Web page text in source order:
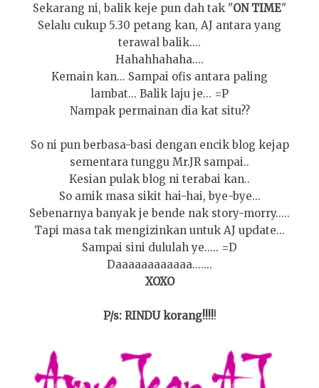
Sekarang ni, balik keje pun dah tak "ON TIME"
Selalu cukup 5.30 petang kan, AJ antara yang
terawal balik....
Hahahhahaha....
Kemain kan... Sampai ofis antara paling
lambat... Balik laju je... =P
Nampak permainan dia kat situ??
So ni pun berbasa-basi dengan encik blog kejap
sementara tunggu Mr.JR sampai..
Kesian pulak blog ni terabai kan..
So amik masa sikit hai-hai, bye-bye...
Sebenarnya banyak je bende nak story-morry.....
Tapi masa tak mengizinkan untuk AJ update...
Sampai sini dululah ye..... =D
Daaaaaaaaaaaa.......
XOXO
P/s: RINDU korang!!!!!